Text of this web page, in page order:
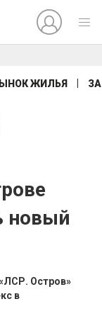
ЖИЛЬЯ
новый
Остров»
в